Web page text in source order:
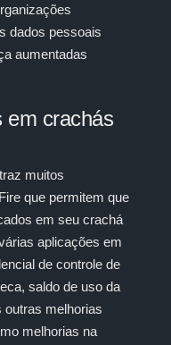
dados pessoais
aumentadas
em crachás
muitos
que permitem que
em seu crachá
aplicações em
de controle de
saldo de uso da
outras melhorias
melhorias na